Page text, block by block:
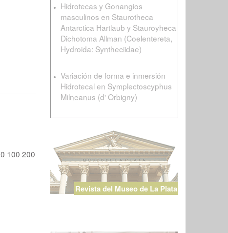
100 200
Hidrotecas y Gonangios
masculinos en Staurotheca
Antarctica Hartlaub y Stauroyheca
Dichotoma Allman (Coelentereta,
Hydroida: Syntheciidae)
Variación de forma e inmersión
Hidrotecal en Symplectoscyphus
Milneanus (d' Orbigny)
Revista del Museo de La Plata